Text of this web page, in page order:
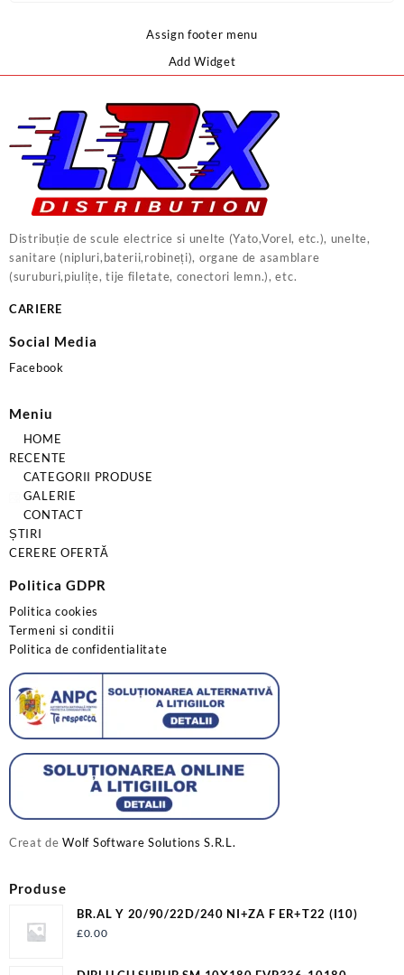
Assign footer menu
Add Widget
Distribuție de scule electrice si unelte (Yato,Vorel, etc.), unelte,
sanitare (nipluri,baterii,robineți), organe de asamblare
(suruburi,piulițe, tije filetate, conectori lemn.), etc.
CARIERE
Social Media
Facebook
Meniu
HOME
RECENTE
CATEGORII PRODUSE
GALERIE
CONTACT
ȘTIRI
CERERE OFERTĂ
Politica GDPR
Politica cookies
Termeni si conditii
Politica de confidentialitate
Creat deWolf Software Solutions S.R.L.
Produse
BR.AL Y 20/90/22D/240 NI+ZA F ER+T22 (I10)
£0.00